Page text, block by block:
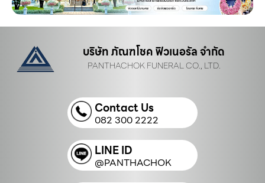
บริษัท ภัณฑโชค ฟิวเนอรัล จำกัด
PANTHACHOK FUNERAL CO., LTD.
Contact Us
082 300 2222
LINE ID
@PANTHACHOK